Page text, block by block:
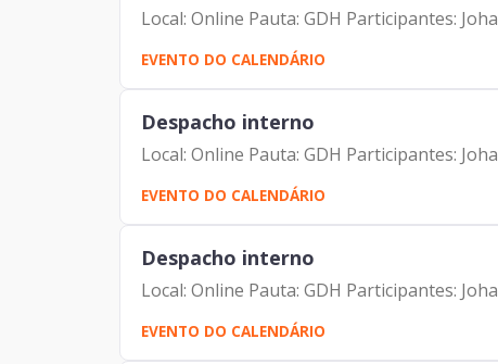
Local: Online Pauta: GDH Participantes:
EVENTO DO CALENDÁRIO
Despacho interno
Local: Online Pauta: GDH Participantes:
EVENTO DO CALENDÁRIO
Despacho interno
Local: Online Pauta: GDH Participantes:
EVENTO DO CALENDÁRIO